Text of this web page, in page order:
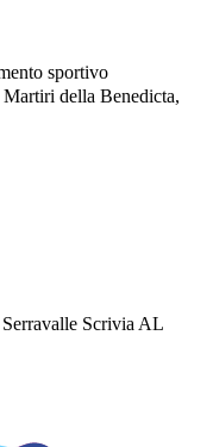
sportivo
della Benedicta,
Scrivia AL